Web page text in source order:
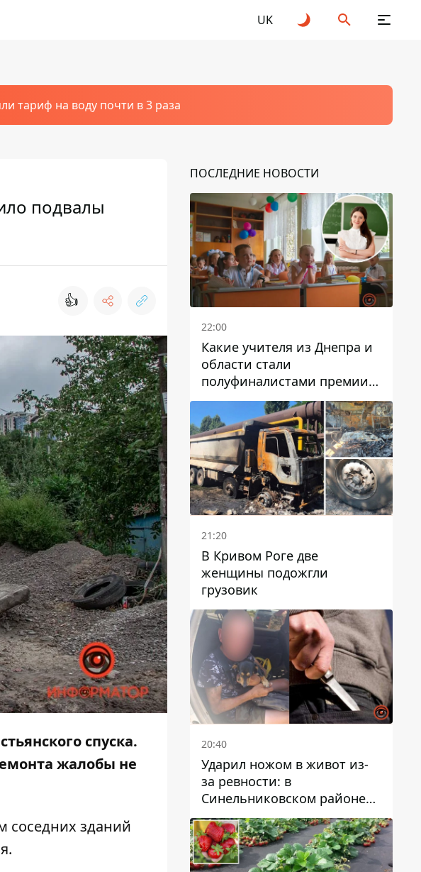
UK
тариф на воду почти в 3 раза
подвалы
👍
спуска.
жалобы не
соседних зданий
ПОСЛЕДНИЕ НОВОСТИ
22:00
Какие учителя из Днепра и
области стали
полуфиналистами премии
Global Teacher Prize Ukraine
2026
21:20
В Кривом Роге две
женщины подожгли
грузовик
20:40
Ударил ножом в живот из-
за ревности: в
Синельниковском районе
задержали 49-летнего
мужчину за убийство